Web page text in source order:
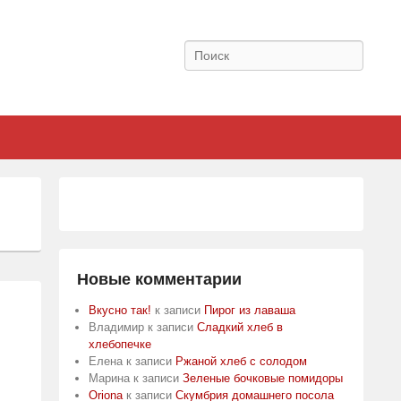
Поиск
Новые комментарии
Вкусно так! к записи Пирог из лаваша
Владимир к записи Сладкий хлеб в
хлебопечке
Елена к записи Ржаной хлеб с солодом
Марина к записи Зеленые бочковые помидоры
Orionaк записи Скумбрия домашнего посола